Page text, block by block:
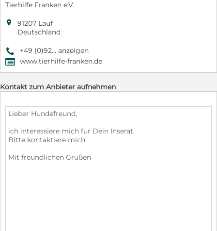
Tierhilfe Franken e.V.

91207 Lauf
Deutschland
9 +49 (0)92... anzeigen
, www.tierhilfe-franken.de
Kontakt zum Anbieter aufnehmen